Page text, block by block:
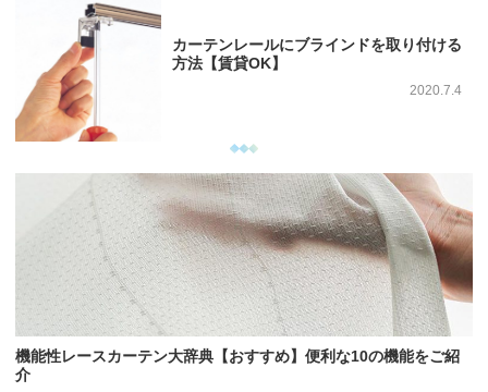
カーテンレールにブラインドを取り付ける
方法【賃貸OK】
2020.7.4
機能性レースカーテン大辞典【おすすめ】便利な10の機能をご紹
介